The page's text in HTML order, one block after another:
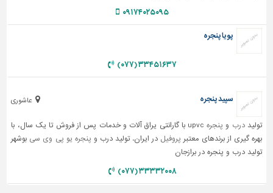
۰۹۱۷۴۰۲۵۰۹۵
پویا پنجره
۳۳۴۵۱۶۳۷ (۰۷۷)
عاشوری سپید پنجره
تولیددرب و پنجره
upvc با گارانتی یراق آلات و خدمات پس از فروش تا یک سال، با
بهره گیری از برندهای معتبر پروفیل در ایران. تولید درب و پنجره یو پی وی سی بوشهر
تولید درب و پنجره در برازجان
۳۳۳۳۲۰۰۸ (۰۷۷)